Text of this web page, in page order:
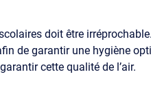
doit être
de garantir une hygiène
cette qualité de l’air.